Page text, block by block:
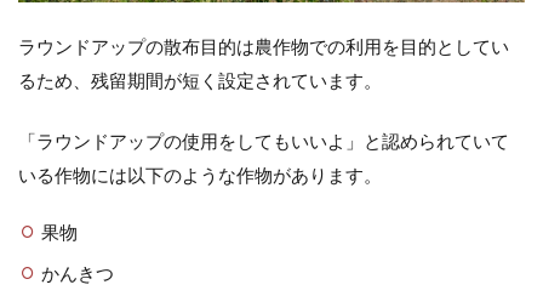
ラウンドアップの散布目的は農作物での利用を目的としてい
るため、残留期間が短く設定されています。
「ラウンドアップの使用をしてもいいよ」と認められていて
いる作物には以下のような作物があります。
果物
かんきつ